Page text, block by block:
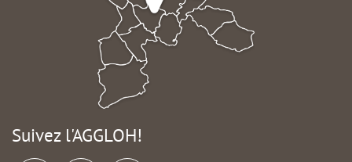
Suivez l'AGGLOH!